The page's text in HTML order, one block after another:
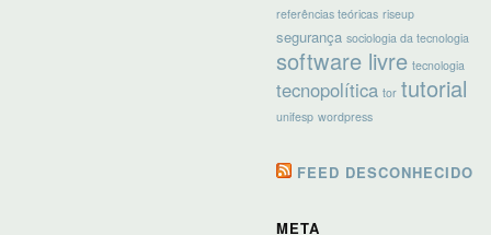
referências teóricas riseup
segurança sociologia da tecnologia
software livre tecnologia
tecnopolítica tor tutorial
unifesp wordpress
FEED DESCONHECIDO
META